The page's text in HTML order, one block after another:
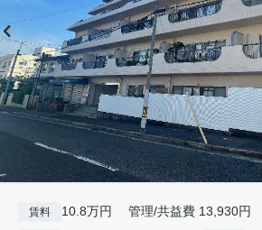
賃料 10.8万円 管理/共益費 13,930円